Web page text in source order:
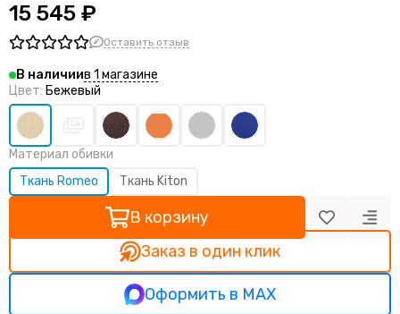
15 545 ₽
Оставить отзыв
В наличиив 1 магазине
Цвет: Бежевый
Материал обивки
Ткань Romeo
Ткань Kiton
В корзину
Заказ в один клик
Оформить в MAX